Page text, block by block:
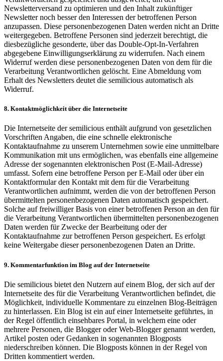
Newsletterversand zu optimieren und den Inhalt zukünftiger
Newsletter noch besser den Interessen der betroffenen Person
anzupassen. Diese personenbezogenen Daten werden nicht an Dritte
weitergegeben. Betroffene Personen sind jederzeit berechtigt, die
diesbezügliche gesonderte, über das Double-Opt-In-Verfahren
abgegebene Einwilligungserklärung zu widerrufen. Nach einem
Widerruf werden diese personenbezogenen Daten von dem für die
Verarbeitung Verantwortlichen gelöscht. Eine Abmeldung vom
Erhalt des Newsletters deutet die semilicious automatisch als
Widerruf.
8. Kontaktmöglichkeit über die Internetseite
Die Internetseite der semilicious enthält aufgrund von gesetzlichen
Vorschriften Angaben, die eine schnelle elektronische
Kontaktaufnahme zu unserem Unternehmen sowie eine unmittelbare
Kommunikation mit uns ermöglichen, was ebenfalls eine allgemeine
Adresse der sogenannten elektronischen Post (E-Mail-Adresse)
umfasst. Sofern eine betroffene Person per E-Mail oder über ein
Kontaktformular den Kontakt mit dem für die Verarbeitung
Verantwortlichen aufnimmt, werden die von der betroffenen Person
übermittelten personenbezogenen Daten automatisch gespeichert.
Solche auf freiwilliger Basis von einer betroffenen Person an den für
die Verarbeitung Verantwortlichen übermittelten personenbezogenen
Daten werden für Zwecke der Bearbeitung oder der
Kontaktaufnahme zur betroffenen Person gespeichert. Es erfolgt
keine Weitergabe dieser personenbezogenen Daten an Dritte.
9. Kommentarfunktion im Blog auf der Internetseite
Die semilicious bietet den Nutzern auf einem Blog, der sich auf der
Internetseite des für die Verarbeitung Verantwortlichen befindet, die
Möglichkeit, individuelle Kommentare zu einzelnen Blog-Beiträgen
zu hinterlassen. Ein Blog ist ein auf einer Internetseite geführtes, in
der Regel öffentlich einsehbares Portal, in welchem eine oder
mehrere Personen, die Blogger oder Web-Blogger genannt werden,
Artikel posten oder Gedanken in sogenannten Blogposts
niederschreiben können. Die Blogposts können in der Regel von
Dritten kommentiert werden.